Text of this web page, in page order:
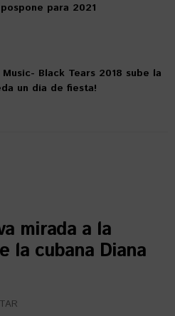
para 2021
Black Tears 2018 sube la
un día de fiesta!
mirada a la
la cubana Diana